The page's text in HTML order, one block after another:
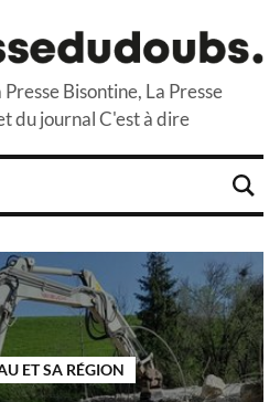
Bisontine, La Presse
du journal C'est à dire
ET SA RÉGION